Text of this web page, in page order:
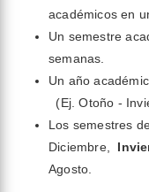
académicos en
Un semestre
semanas.
Un año
(Ej. Otoño -
Los semestres
Diciembre,
Agosto.